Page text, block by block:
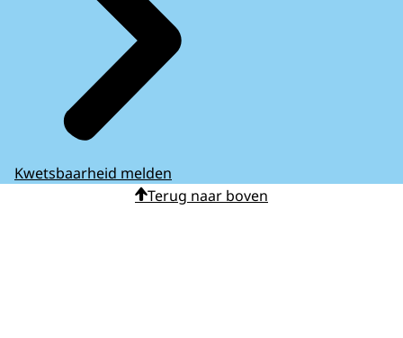
Kwetsbaarheid melden
Terug naar boven